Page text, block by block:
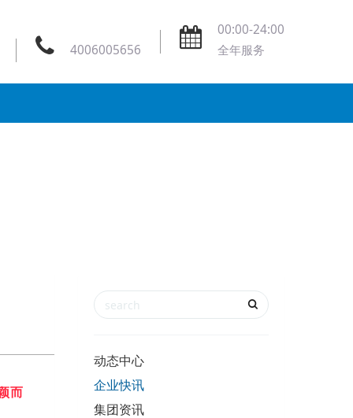
4006005656
00:00-24:00
全年服务
而
动态中心
企业快讯
集团资讯